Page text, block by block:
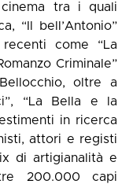
tra i quali
“Il bell’Antonio”
come “La
Criminale”
oltre a
“La Bella e la
in ricerca
attori e registi
di artigianalità e
200.000 capi